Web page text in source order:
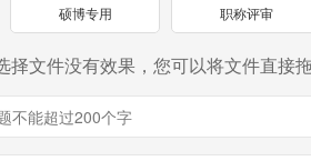
硕博专用 职称评审
择文件没有效果，您可以将文件直接拖